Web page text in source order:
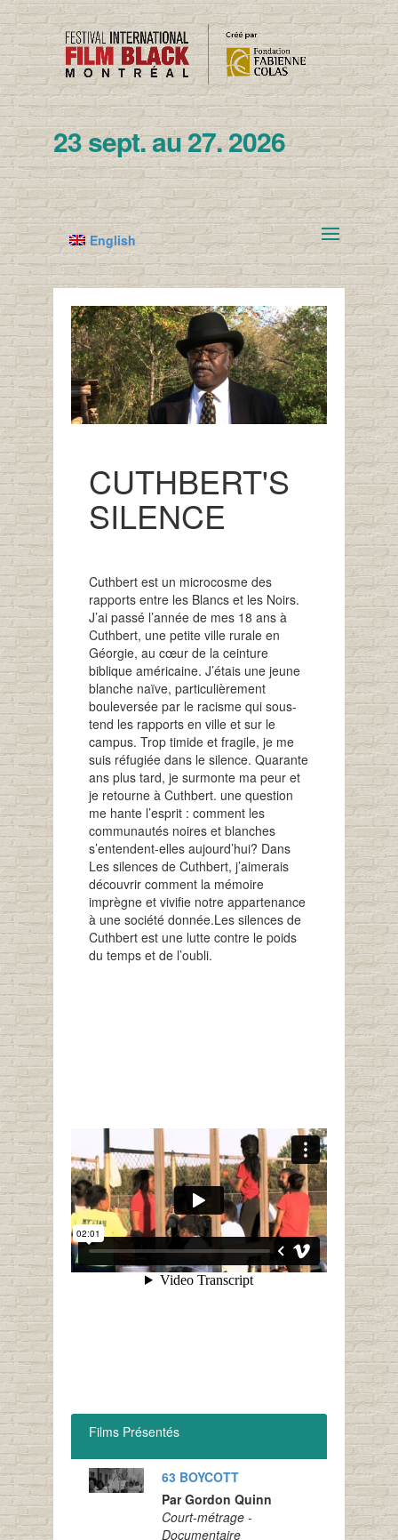
23 sept. au 27. 2026
English
CUTHBERT'S
SILENCE
Cuthbert est un microcosme des
rapports entre les Blancs et les Noirs.
J’ai passé l’année de mes 18 ans à
Cuthbert, une petite ville rurale en
Géorgie, au cœur de la ceinture
biblique américaine. J’étais une jeune
blanche naïve, particulièrement
bouleversée par le racisme qui sous-
tend les rapports en ville et sur le
campus. Trop timide et fragile, je me
suis réfugiée dans le silence. Quarante
ans plus tard, je surmonte ma peur et
je retourne à Cuthbert. une question
me hante l’esprit : comment les
communautés noires et blanches
s’entendent-elles aujourd’hui? Dans
Les silences de Cuthbert, j’aimerais
découvrir comment la mémoire
imprègne et vivifie notre appartenance
à une société donnée.Les silences de
Cuthbert est une lutte contre le poids
du temps et de l’oubli.
Films Présentés
63 BOYCOTT
Par Gordon Quinn
Court-métrage -
Documentaire